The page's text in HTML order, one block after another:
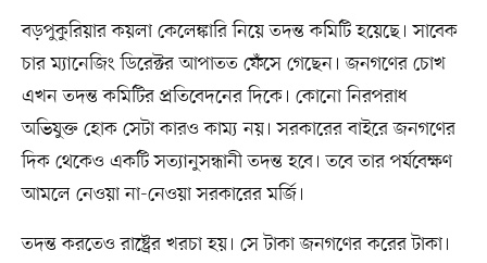
বড়পুকুরিয়ার কয়লা কেলেঙ্কারি নিয়ে তদন্ত কমিটি হয়েছে। সাবেক
চার ম্যানেজিং ডিরেক্টর আপাতত ফেঁসে গেছেন। জনগণের চোখ
এখন তদন্ত কমিটির প্রতিবেদনের দিকে। কোনো নিরপরাধ
অভিযুক্ত হোক সেটা কারও কাম্য নয়। সরকারের বাইরে জনগণের
দিক থেকেও একটি সত্যানুসন্ধানী তদন্ত হবে। তবে তার পর্যবেক্ষণ
আমলে নেওয়া না-নেওয়া সরকারের মর্জি।
তদন্ত করতেও রাষ্ট্রের খরচা হয়। সে টাকা জনগণের করের টাকা।